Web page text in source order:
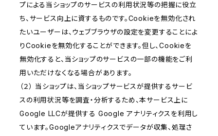
プによる当ショップのサービスの利用状況等の把握に役立
ち、サービス向上に資するものです。Cookieを無効化され
たいユーザーは、ウェブブラウザの設定を変更することによ
りCookieを無効化することができます。但し、Cookieを
無効化すると、当ショップのサービスの一部の機能をご利
用いただけなくなる場合があります。
（２） 当ショップは、当ショップサービスが提供するサービ
スの利用状況等を調査・分析するため、本サービス上に
Google LLCが提供する Google アナリティクスを利用し
ています。Googleアナリティクスでデータが収集、処理さ